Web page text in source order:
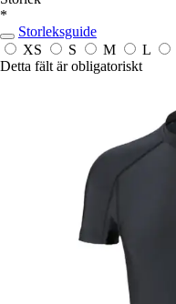
*
Storleksguide
XS
S M L
Detta fält är obligatoriskt